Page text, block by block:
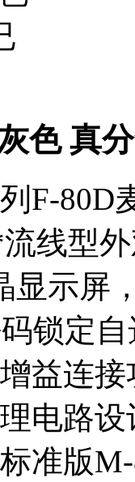
色 真
F-80D
线型
显示屏
锁定
益连
电路
准版